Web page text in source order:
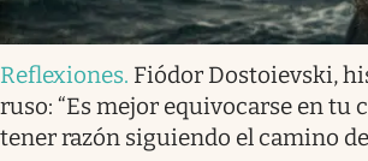
Reflexiones. Fiódor Dostoievski,
ruso: “Es mejor equivocarse en tu
tener razón siguiendo el camino